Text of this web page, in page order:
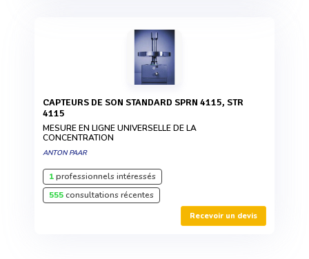
CAPTEURS DE SON STANDARD SPRN 4115, STR
4115
MESURE EN LIGNE UNIVERSELLE DE LA
CONCENTRATION
ANTON PAAR
1professionnels intéressés
555consultations récentes
Recevoir un devis